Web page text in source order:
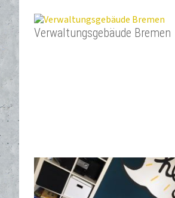
Verwaltungsgebäude Bremen